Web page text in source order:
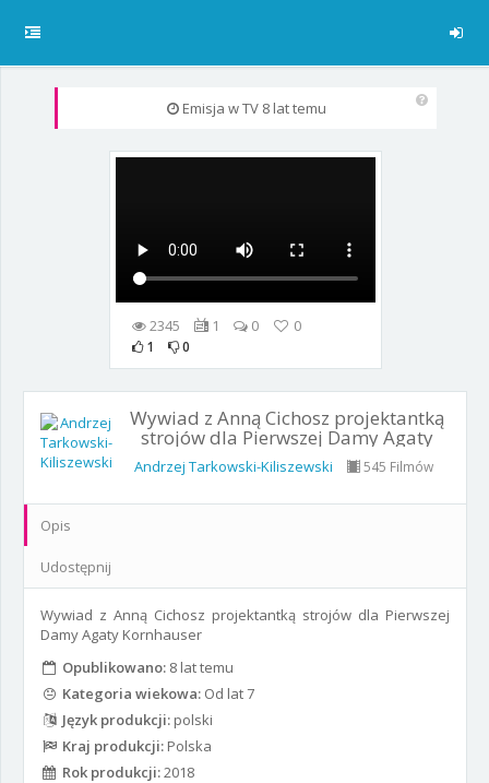
Emisja w TV 8 lat temu
2345 1 0 0
1 0
Wywiad z Anną Cichosz projektantką
strojów dla Pierwszej Damy Agaty
Kornhause
Andrzej Tarkowski-Kiliszewski 545 Filmów
Opis
Udostępnij
Wywiad z Anną Cichosz projektantką strojów dla Pierwszej
Damy Agaty Kornhauser
Opublikowano: 8 lat temu
Kategoria wiekowa:Od lat 7
Język produkcji:polski
Kraj produkcji:Polska
Rok produkcji:2018